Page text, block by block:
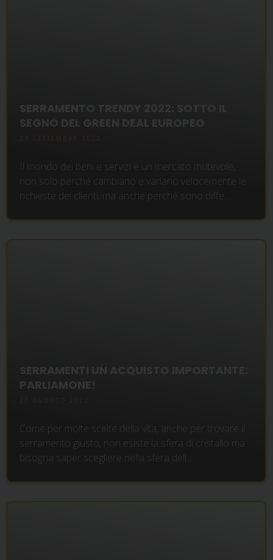
SERRAMENTO TRENDY 2022: SOTTO IL
SEGNO DEL GREEN DEAL EUROPEO
Il mondo dei beni e servizi è un mercato mutevole,
non solo perché cambiano e variano velocemente le
richieste dei clienti, ma anche perché sono diffe...
SERRAMENTI UN ACQUISTO IMPORTANTE:
PARLIAMONE!
Come per molte scelte della vita, anche per trovare il
serramento giusto, non esiste la sfera di cristallo ma
bisogna saper scegliere nella sfera dell...